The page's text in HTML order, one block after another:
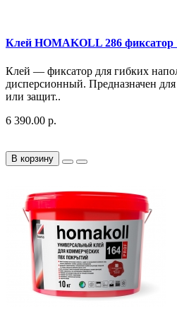
Клей HOMAKOLL 286 фиксатор
Клей — фиксатор для гибких
дисперсионный​. Предназначен
или защит..
6 390.00 р.
В корзину